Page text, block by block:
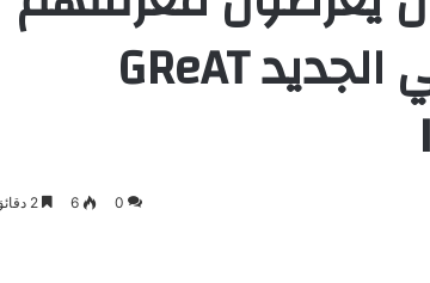
في حدث الحوار المجتمعي الجديد GReAT
0
6